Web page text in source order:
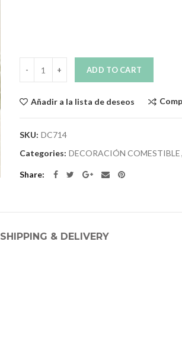
ADD TO CART
Añadir a la lista de deseos
SKU: DC714
Categories: DECORACIÓN COMESTIBLE,
Share
SHIPPING & DELIVERY